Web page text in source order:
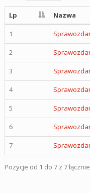
Lp Nazwa
1
2
3
4
5
6
7
Pozycje od 1 do 7 z 7 łącznie